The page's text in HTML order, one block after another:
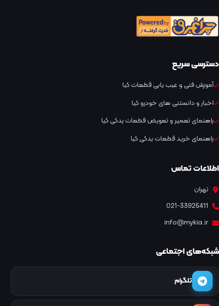
دسترسی سریع
آموزش فنی و عیب یابی قطعات کیا
اخبار و دانستنی های خودرو کیا
راهنمای تعمیر و تعویض قطعات یدکی کیا
راهنمای خرید قطعات یدکی کیا
اطلاعات تماس
تهران
021-33925411
info@mykia.ir
شبکه‌های اجتماعی
تلگرام